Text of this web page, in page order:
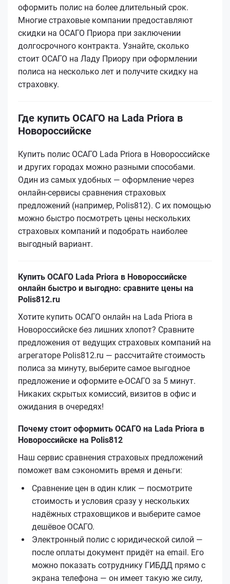
оформить полис на более длительный срок.
Многие страховые компании предоставляют
скидки на ОСАГО Приора при заключении
долгосрочного контракта. Узнайте, сколько
стоит ОСАГО на Ладу Приору при оформлении
полиса на несколько лет и получите скидку на
страховку.
Где купить ОСАГО на Lada Priora в
Новороссийске
Купить полис ОСАГО Lada Priora в Новороссийске
и других городах можно разными способами.
Один из самых удобных — оформление через
онлайн-сервисы сравнения страховых
предложений (например, Polis812). С их помощью
можно быстро посмотреть цены нескольких
страховых компаний и подобрать наиболее
выгодный вариант.
Купить ОСАГО Lada Priora в Новороссийске
онлайн быстро и выгодно: сравните цены на
Polis812.ru
Хотите купить ОСАГО онлайн на Lada Priora в
Новороссийске без лишних хлопот? Сравните
предложения от ведущих страховых компаний на
агрегаторе Polis812.ru — рассчитайте стоимость
полиса за минуту, выберите самое выгодное
предложение и оформите е‑ОСАГО за 5 минут.
Никаких скрытых комиссий, визитов в офис и
ожидания в очередях!
Почему стоит оформить ОСАГО на Lada Priora в
Новороссийске на Polis812
Наш сервис сравнения страховых предложений
поможет вам сэкономить время и деньги:
Сравнение цен в один клик — посмотрите
стоимость и условия сразу у нескольких
надёжных страховщиков и выберите самое
дешёвое ОСАГО.
Электронный полис с юридической силой —
после оплаты документ придёт на email. Его
можно показать сотруднику ГИБДД прямо с
экрана телефона — он имеет такую же силу,